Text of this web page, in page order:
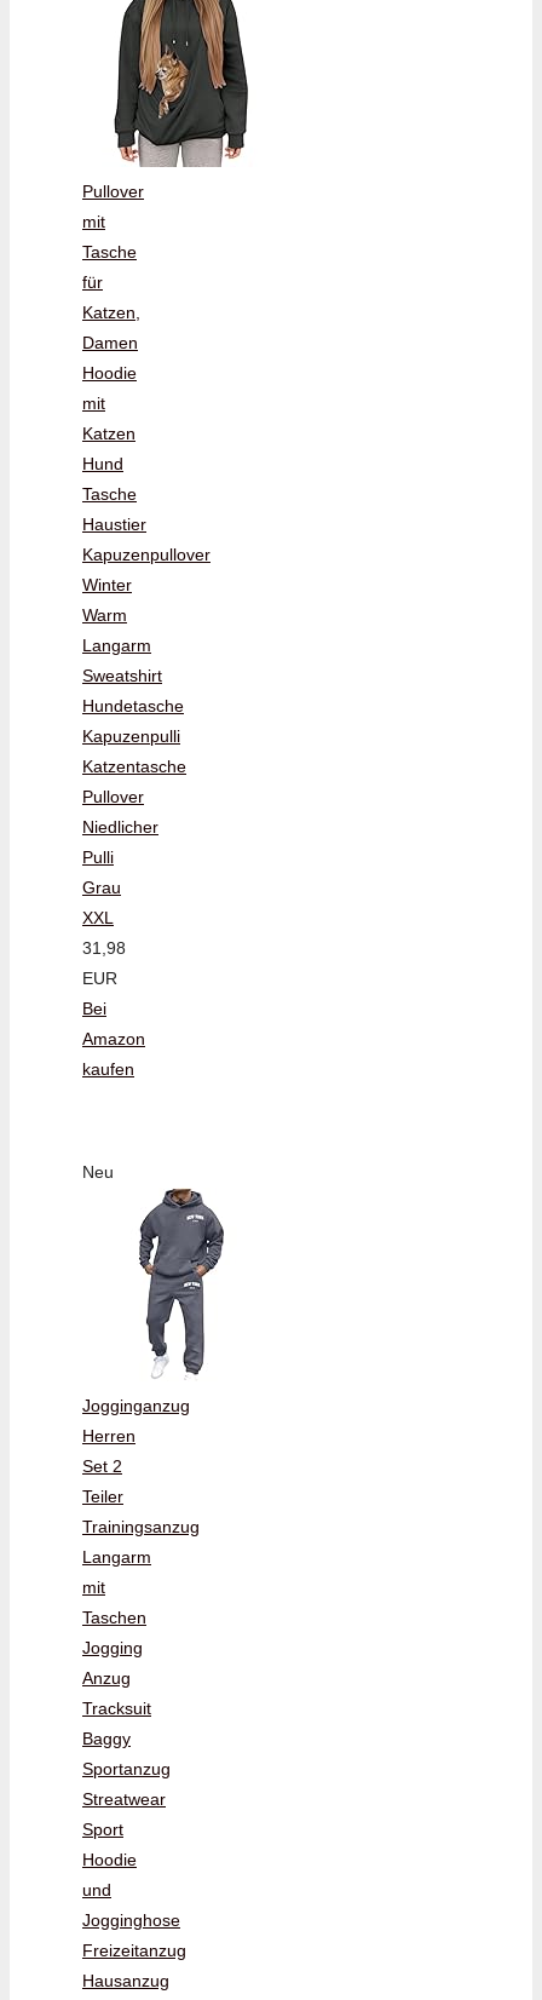
Pullover
mit
Tasche
für
Katzen,
Damen
Hoodie
mit
Katzen
Hund
Tasche
Haustier
Kapuzenpullover
Winter
Warm
Langarm
Sweatshirt
Hundetasche
Kapuzenpulli
Katzentasche
Pullover
Niedlicher
Pulli
Grau
XXL
31,98
EUR
Bei
Amazon
kaufen
Neu
Jogginganzug
Herren
Set 2
Teiler
Trainingsanzug
Langarm
mit
Taschen
Jogging
Anzug
Tracksuit
Baggy
Sportanzug
Streatwear
Sport
Hoodie
und
Jogginghose
Freizeitanzug
Hausanzug